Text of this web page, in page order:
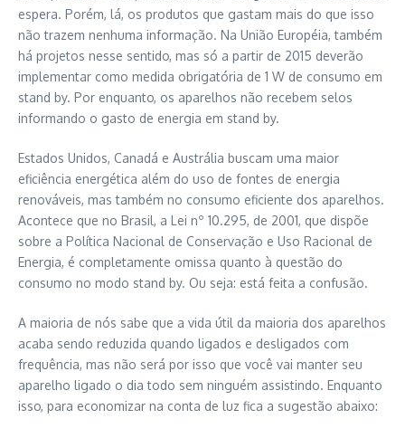
espera. Porém, lá, os produtos que gastam mais do que isso
não trazem nenhuma informação. Na União Européia, também
há projetos nesse sentido, mas só a partir de 2015 deverão
implementar como medida obrigatória de 1 W de consumo em
stand by. Por enquanto, os aparelhos não recebem selos
informando o gasto de energia em stand by.
Estados Unidos, Canadá e Austrália buscam uma maior
eficiência energética além do uso de fontes de energia
renováveis, mas também no consumo eficiente dos aparelhos.
Acontece que no Brasil, a Lei nº 10.295, de 2001, que dispõe
sobre a Política Nacional de Conservação e Uso Racional de
Energia, é completamente omissa quanto à questão do
consumo no modo stand by. Ou seja: está feita a confusão.
A maioria de nós sabe que a vida útil da maioria dos aparelhos
acaba sendo reduzida quando ligados e desligados com
frequência, mas não será por isso que você vai manter seu
aparelho ligado o dia todo sem ninguém assistindo. Enquanto
isso, para economizar na conta de luz fica a sugestão abaixo: